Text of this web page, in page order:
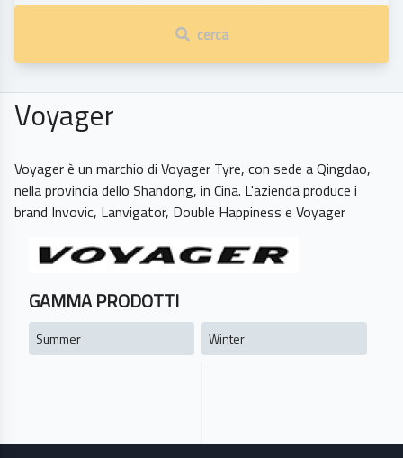
cerca
Voyager
Voyager è un marchio di Voyager Tyre, con sede a Qingdao,
nella provincia dello Shandong, in Cina. L'azienda produce i
GAMMA PRODOTTI
Summer Winter